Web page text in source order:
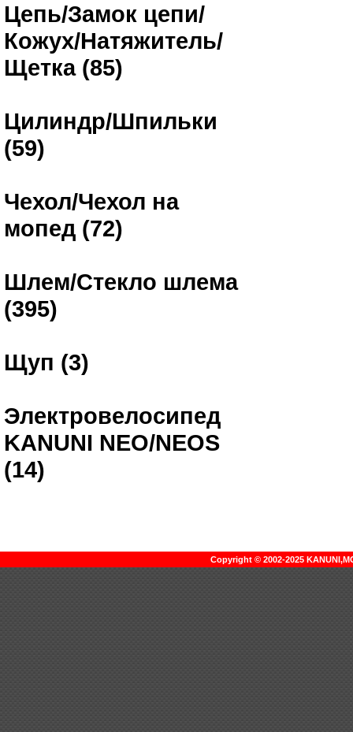
Цепь/Замок цепи/
Кожух/Натяжитель/
Щетка (85)
Цилиндр/Шпильки
(59)
Чехол/Чехол на
мопед (72)
Шлем/Стекло шлема
(395)
Щуп (3)
Электровелосипед
KANUNI NEO/NEOS
(14)
Copyright © 2002-2025